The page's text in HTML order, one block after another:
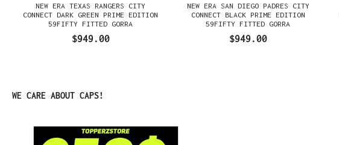
NEW ERA TEXAS RANGERS CITY
CONNECT DARK GREEN PRIME EDITION
59FIFTY FITTED GORRA
$949.00
NEW ERA SAN DIEGO PADRES CITY
CONNECT BLACK PRIME EDITION
59FIFTY FITTED GORRA
$949.00
Omitir la galería de productos
WE CARE ABOUT CAPS!